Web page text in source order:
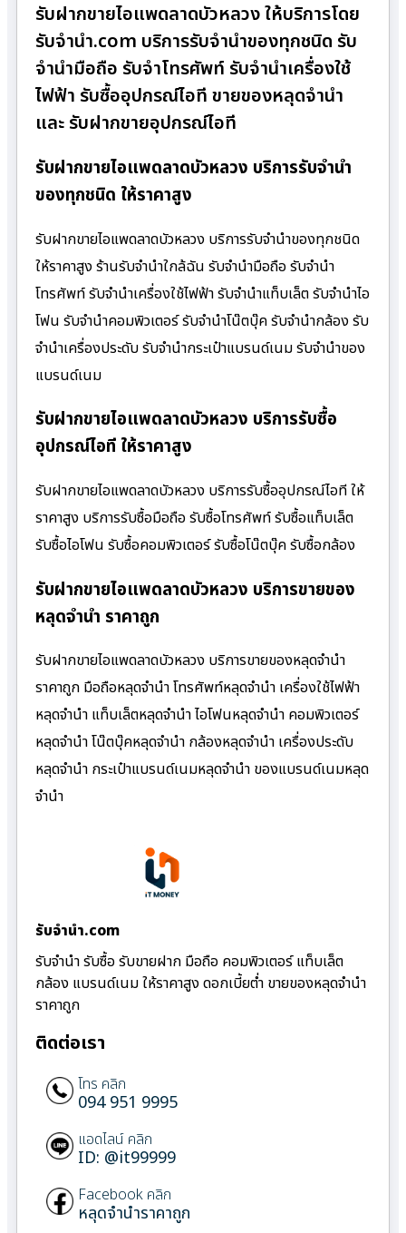
รับฝากขายไอแพดลาดบัวหลวง ให้บริการโดย
รับจํานํา.com บริการรับจำนำของทุกชนิด รับ
จำนำมือถือ รับจำโทรศัพท์ รับจำนำเครื่องใช้
ไฟฟ้า รับซื้ออุปกรณ์ไอที ขายของหลุดจำนำ
และ รับฝากขายอุปกรณ์ไอที
รับฝากขายไอแพดลาดบัวหลวง บริการรับจำนำ
ของทุกชนิด ให้ราคาสูง
รับฝากขายไอแพดลาดบัวหลวง บริการรับจำนำของทุกชนิด
ให้ราคาสูง ร้านรับจํานําใกล้ฉัน รับจำนำมือถือ รับจำนำ
โทรศัพท์ รับจำนำเครื่องใช้ไฟฟ้า รับจำนำแท็บเล็ต รับจำนำไอ
โฟน รับจำนำคอมพิวเตอร์ รับจำนำโน๊ตบุ๊ค รับจำนำกล้อง รับ
จำนำเครื่องประดับ รับจำนำกระเป๋าแบรนด์เนม รับจำนำของ
แบรนด์เนม
รับฝากขายไอแพดลาดบัวหลวง บริการรับซื้อ
อุปกรณ์ไอที ให้ราคาสูง
รับฝากขายไอแพดลาดบัวหลวง บริการรับซื้ออุปกรณ์ไอที ให้
ราคาสูง บริการรับซื้อมือถือ รับซื้อโทรศัพท์ รับซื้อแท็บเล็ต
รับซื้อไอโฟน รับซื้อคอมพิวเตอร์ รับซื้อโน๊ตบุ๊ค รับซื้อกล้อง
รับฝากขายไอแพดลาดบัวหลวง บริการขายของ
หลุดจำนำ ราคาถูก
รับฝากขายไอแพดลาดบัวหลวง บริการขายของหลุดจำนำ
ราคาถูก มือถือหลุดจำนำ โทรศัพท์หลุดจำนำ เครื่องใช้ไฟฟ้า
หลุดจำนำ แท็บเล็ตหลุดจำนำ ไอโฟนหลุดจำนำ คอมพิวเตอร์
หลุดจำนำ โน๊ตบุ๊คหลุดจำนำ กล้องหลุดจำนำ เครื่องประดับ
หลุดจำนำ กระเป๋าแบรนด์เนมหลุดจำนำ ของแบรนด์เนมหลุด
จำนำ
รับจํานํา.com
รับจำนำ รับซื้อ รับขายฝาก มือถือ คอมพิวเตอร์ แท็บเล็ต
กล้อง แบรนด์เนม ให้ราคาสูง ดอกเบี้ยต่ำ ขายของหลุดจำนำ
ราคาถูก
ติดต่อเรา
โทร คลิก
094 951 9995
แอดไลน์ คลิก
ID: @it99999
Facebook คลิก
หลุดจำนำราคาถูก